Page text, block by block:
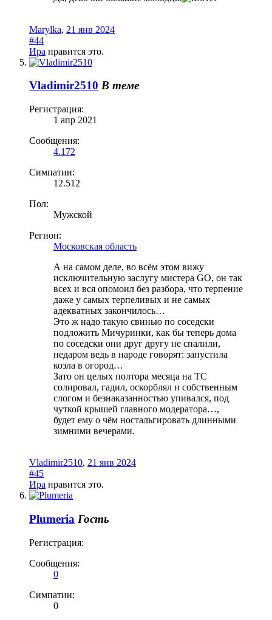
Marylka, 21 янв 2024
#44
Ира нравится это.
Vladimir2510 В теме
Регистрация:
1 апр 2021
Сообщения:
4.172
Симпатии:
12.512
Пол:
Мужской
Регион:
Московская область
А на самом деле, во всём этом вижу
исключительную заслугу мистера GO, он так
всех и вся опомоил без разбора, что терпение
даже у самых терпеливых и не самых
адекватных закончилось…
Это ж надо такую свинью по соседски
подложить Мичуринки, как бы теперь дома
по соседски они друг другу не спалили,
недаром ведь в народе говорят: запустила
козла в огород…
Зато он целых полтора месяца на ТС
солировал, гадил, оскорблял и собственным
слогом и безнаказанностью упивался, под
чуткой крышей главного модератора…,
будет ему о чём ностальгировать длинными
зимними вечерами.
Vladimir2510, 21 янв 2024
#45
Ира нравится это.
Plumeria Гость
Регистрация:
Сообщения:
0
Симпатии:
0